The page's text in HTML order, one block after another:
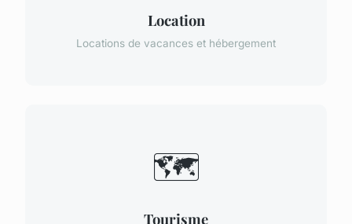
Location
Locations de vacances et hébergement
🗺️
Tourisme